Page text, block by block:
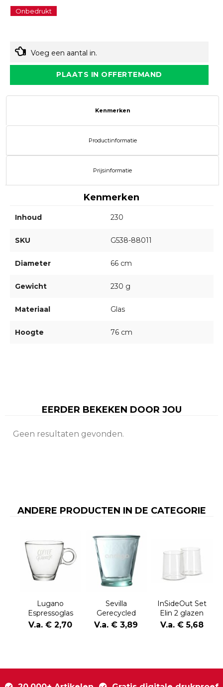
Onbedrukt
Voeg een aantal in.
PLAATS IN OFFERTEMAND
Kenmerken
Productinformatie
Prijsinformatie
Kenmerken
Inhoud 230
SKU G538-88011
Diameter 66 cm
Gewicht 230 g
Materiaal Glas
Hoogte 76 cm
EERDER BEKEKEN DOOR JOU
Geen resultaten gevonden.
ANDERE PRODUCTEN IN DE CATEGORIE
Lugano
Espressoglas
100 ml
V.a. € 2,70
Sevilla
Gerecycled
Waterglas 220
V.a. € 3,89
InSideOut Set
Elin 2 glazen
V.a. € 5,68